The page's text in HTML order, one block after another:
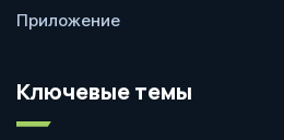
Приложение
Ключевые темы